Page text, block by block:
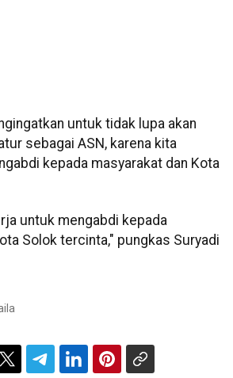
untuk tidak lupa akan
sebagai ASN, karena kita
kepada masyarakat dan Kota
untuk mengabdi kepada
Solok tercinta," pungkas Suryadi